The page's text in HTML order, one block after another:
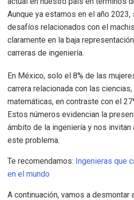
Aunque ya estamos en el año
desafíos relacionados con el
claramente en la baja
carreras de ingeniería.
En México, solo el 8% de las
carrera relacionada con las
matemáticas, en contraste con el
Estos números evidencian la
ámbito de la ingeniería y nos
este problema.
Te recomendamos: Ingenieras que
en el mundo
A continuación, vamos a desmontar